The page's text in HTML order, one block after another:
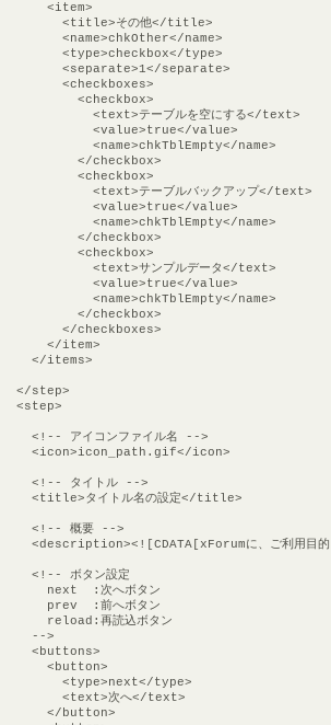
      <item>
        <title>その他</title>
        <name>chkOther</name>
        <type>checkbox</type>
        <separate>1</separate>
        <checkboxes>
          <checkbox>
            <text>テーブルを空にする</text>
            <value>true</value>
            <name>chkTblEmpty</name>
          </checkbox>
          <checkbox>
            <text>テーブルバックアップ</text>
            <value>true</value>
            <name>chkTblEmpty</name>
          </checkbox>
          <checkbox>
            <text>サンプルデータ</text>
            <value>true</value>
            <name>chkTblEmpty</name>
          </checkbox>
        </checkboxes>
      </item>
    </items>
  </step>
  <step>
    <!-- アイコンファイル名 -->
    <icon>icon_path.gif</icon>
    <!-- タイトル -->
    <title>タイトル名の設定</title>
    <!-- 概要 -->
<description><![CDATA[xForumに、ご利用目的
    <!-- ボタン設定
      next  :次へボタン
      prev  :前へボタン
      reload:再読込ボタン
    -->
    <buttons>
      <button>
        <type>next</type>
        <text>次へ</text>
      </button>